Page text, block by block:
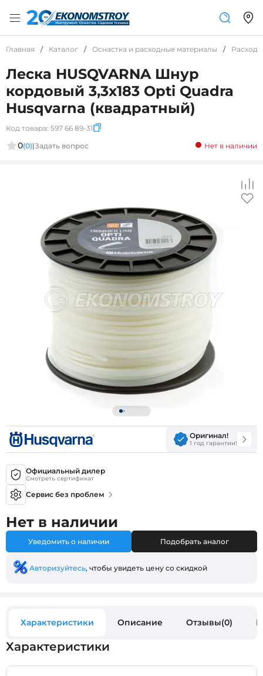
Главная / Каталог / Оснастка и расходные материалы /
Леска HUSQVARNA Шнур
кордовый 3,3x183 Opti Quadra
Husqvarna (квадратный)
Код товара: 597 66 89-31
0(0)|Задать вопрос Нет в наличии
Оригинал!
1 год гарантии!
Официальный дилер
Смотреть сертификат
Сервис без проблем
Нет в наличии
Уведомить о наличии Подобрать аналог
Авторизуйтесь, чтобы увидеть цену со скидкой
Характеристики Описание Отзывы(0)
Характеристики